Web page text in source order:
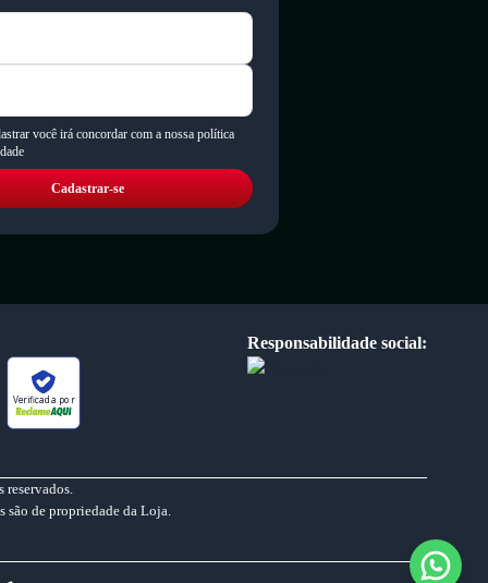
você irá concordar com a nossa política
Cadastrar-se
Verificada por
Responsabilidade social:
de propriedade da Loja.